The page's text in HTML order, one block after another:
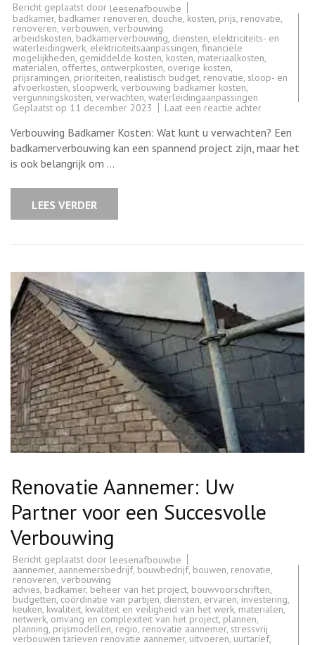
Bericht geplaatst door leesenafbouwbe
badkamer, badkamer renoveren, douche, kosten, prijs, renovatie,
renoveren, verbouwen, verbouwing
arbeidskosten, badkamerverbouwing, diensten, elektriciteits- en
waterleidingwerk, elektriciteitsaanpassingen, financiële
mogelijkheden, gemiddelde kosten, kosten, materiaalkosten,
materialen, offertes, ontwerpkosten, overige kosten,
prijsramingen, prioriteiten, realistisch budget, renovatie, sloop- en
afvoerkosten, sloopwerk, verbouwing badkamer kosten,
vergunningskosten, verwachten, waterleidingaanpassingen
Geplaatst op 11 december 2023 Laat een reactie achterop
zijn
de
kosten
van
Verbouwing Badkamer Kosten: Wat kunt u verwachten? Een
badkamerverbouwing kan een spannend project zijn, maar het
is ook belangrijk om …
LEES VERDER
Renovatie Aannemer: Uw
Partner voor een Succesvolle
Verbouwing
Bericht geplaatst door leesenafbouwbe
aannemer, aannemersbedrijf, bouwbedrijf, bouwen, renovatie,
renoveren, verbouwing
advies, badkamer, beheer van het project, bouwvoorschriften,
budgetten, coördinatie van partijen, diensten, ervaren, investering,
keuken, kwaliteit, kwaliteit en veiligheid van het werk, materialen,
netwerk, omvang en complexiteit van het project, plannen,
planning, prijsmodellen, regio, renovatie aannemer, stressvrij
verbouwen tarieven renovatie aannemer, uitvoeren, uurtarief,